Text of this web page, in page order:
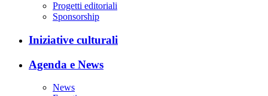
Progetti editoriali
Sponsorship
Iniziative culturali
Agenda e News
News